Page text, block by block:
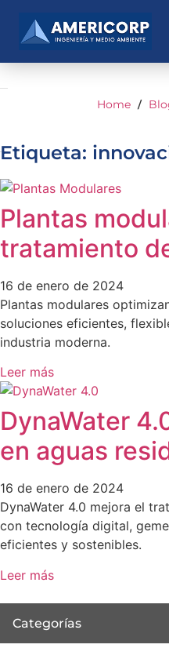
Home /
Etiqueta:
Plantas
tratamiento
16 de enero de 2024
Plantas modulares
soluciones eficientes,
industria moderna.
Leer más
DynaWater
en aguas
16 de enero de 2024
DynaWater 4.0 mejora el
con tecnología digital,
eficientes y sostenibles.
Leer más
Categorías